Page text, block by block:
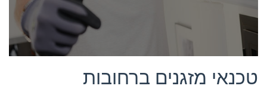
טכנאי מזגנים ברחובות